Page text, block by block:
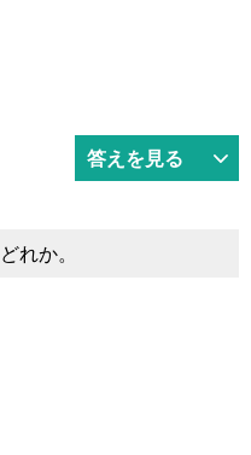
答えを見る
れか。